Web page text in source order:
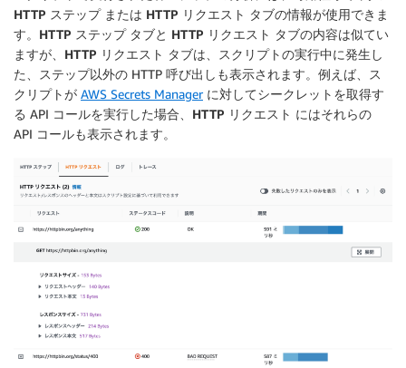
HTTP ステップまたは HTTP リクエスト タブの情報が使用できま
す。 HTTP ステップタブと HTTP リクエスト タブの内容は似てい
ますが、 HTTP リクエスト タブは、スクリプトの実行中に発生し
た、ステップ以外の HTTP 呼び出しも表示されます。例えば、ス
クリプトが AWS Secrets Managerに対してシークレットを取得す
る API コールを実行した場合、 HTTP リクエスト にはそれらの
API コールも表示されます。